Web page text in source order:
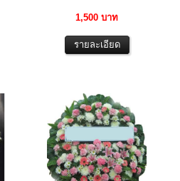
1,500 บาท